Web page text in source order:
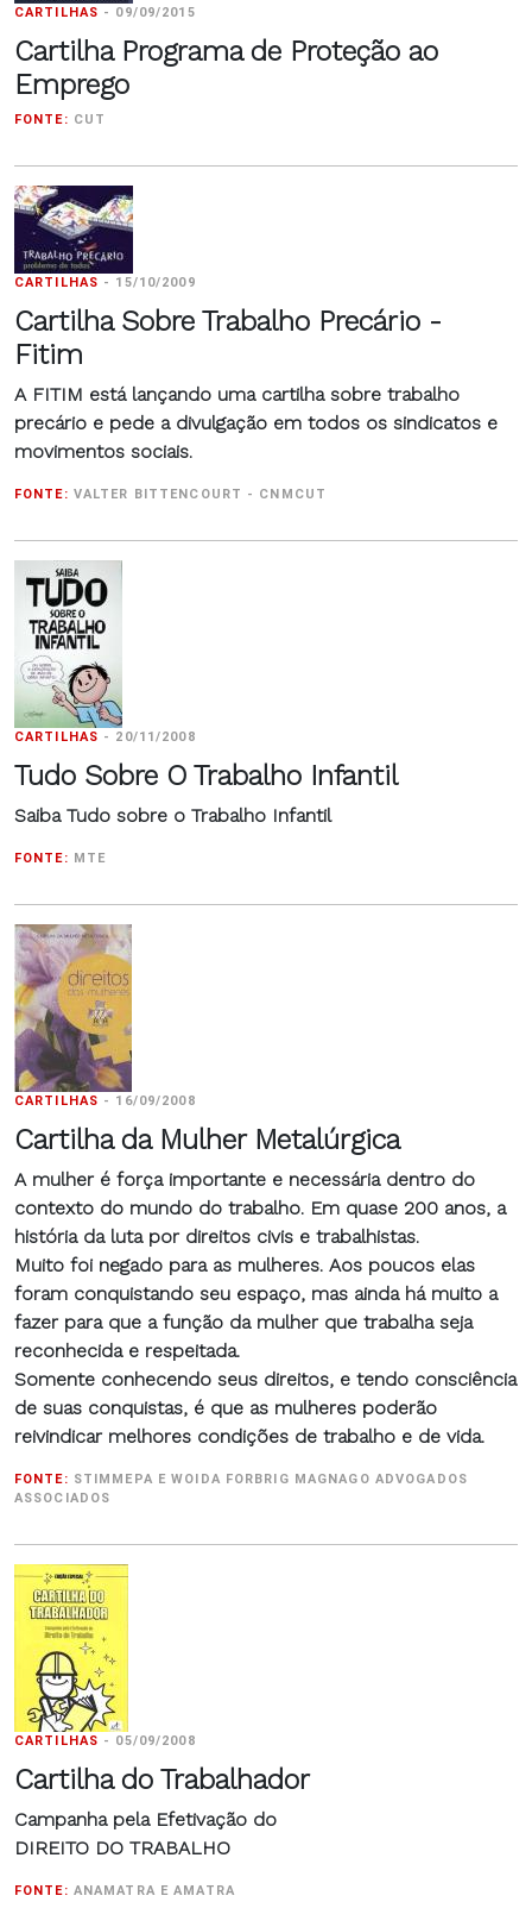
CARTILHAS - 09/09/2015
Cartilha Programa de Proteção ao
Emprego
FONTE: CUT
CARTILHAS - 15/10/2009
Cartilha Sobre Trabalho Precário -
Fitim
A FITIM está lançando uma cartilha sobre trabalho
precário e pede a divulgação em todos os sindicatos e
movimentos sociais.
FONTE: VALTER BITTENCOURT - CNMCUT
CARTILHAS - 20/11/2008
Tudo Sobre O Trabalho Infantil
Saiba Tudo sobre o Trabalho Infantil
FONTE: MTE
CARTILHAS - 16/09/2008
Cartilha da Mulher Metalúrgica
A mulher é força importante e necessária dentro do
contexto do mundo do trabalho. Em quase 200 anos, a
história da luta por direitos civis e trabalhistas.
Muito foi negado para as mulheres. Aos poucos elas
foram conquistando seu espaço, mas ainda há muito a
fazer para que a função da mulher que trabalha seja
reconhecida e respeitada.
Somente conhecendo seus direitos, e tendo consciência
de suas conquistas, é que as mulheres poderão
reivindicar melhores condições de trabalho e de vida.
FONTE: STIMMEPA E WOIDA FORBRIG MAGNAGO ADVOGADOS
ASSOCIADOS
CARTILHAS - 05/09/2008
Cartilha do Trabalhador
Campanha pela Efetivação do
DIREITO DO TRABALHO
FONTE: ANAMATRA E AMATRA